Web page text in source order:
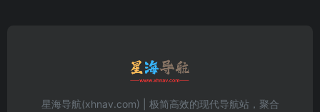
星海导航(xhnav.com) | 极简高效的现代导航站，聚合